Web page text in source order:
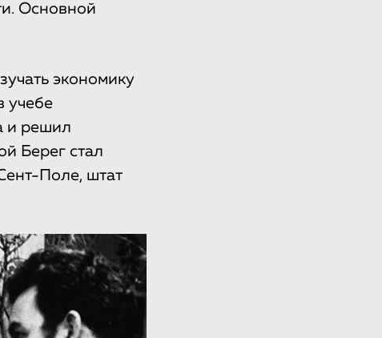
Основной
экономику
учебе
и решил
Берег стал
Поле, штат